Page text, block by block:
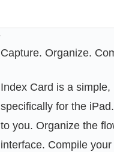
Capture. Organize.
Index Card is a
specifically for the
to you. Organize the
interface. Compile